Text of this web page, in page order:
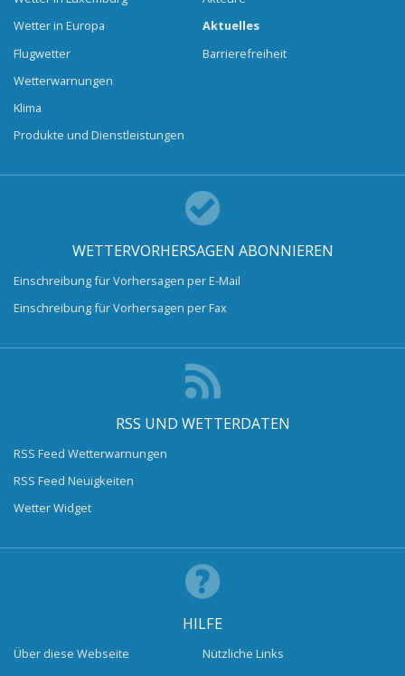
Wetter in Europa
Flugwetter
Wetterwarnungen
Klima
Produkte und Dienstleistungen
Aktuelles
Barrierefreiheit
WETTERVORHERSAGEN ABONNIEREN
Einschreibung für Vorhersagen per E-Mail
Einschreibung für Vorhersagen per Fax
RSS UND WETTERDATEN
RSS Feed Wetterwarnungen
RSS Feed Neuigkeiten
Wetter Widget
HILFE
Über diese Webseite
Nützliche Links